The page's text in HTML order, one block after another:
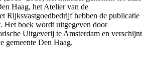
Haag, het Atelier van de
Rijksvastgoedbedrijf hebben de publicatie
Het boek wordt uitgegeven door
Uitgeverij te Amsterdam en verschijnt
gemeente Den Haag.